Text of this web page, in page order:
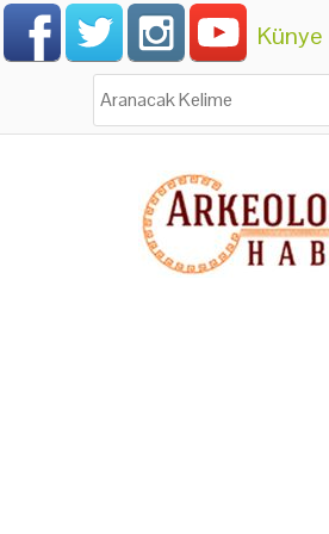
Künye